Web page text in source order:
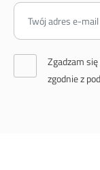
Zgadzam
zgodnie z